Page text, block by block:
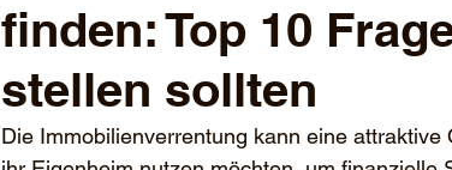
finden: Top 10
stellen sollten
Die Immobilienverrentung kann eine